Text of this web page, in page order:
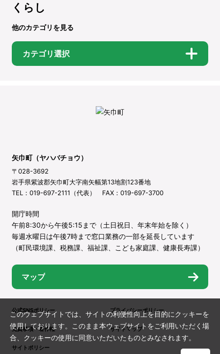
くらし
他のカテゴリを見る
カテゴリ選択
矢巾町（ヤハバチョウ）
〒028-3692
岩手県紫波郡矢巾町大字南矢幅第13地割123番地
TEL：019-697-2111（代表） FAX：019-697-3700
開庁時間
午前8:30から午後5:15まで（土日祝日、年末年始を除く）
毎週水曜日は午後7時まで窓口業務の一部を延長しています
（町民環境課、税務課、福祉課、こども家庭課、健康長寿課）
マップ
公式SNSポリシー プライバシーポリシー
免責事項・著作権 サイトマップ
サイトポリシー
このウェブサイトでは、サイトの利便性向上を目的にクッキーを
使用しております。このまま本ウェブサイトをご利用いただく場
合、クッキーの使用に同意いただいたものとみなされます。